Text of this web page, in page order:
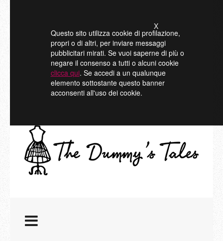
Questo sito utilizza cookie di profilazione,
propri o di altri, per inviare messaggi
pubblicitari mirati. Se vuoi saperne di più o
negare il consenso a tutti o alcuni cookie
clicca qui. Se accedi a un qualunque
elemento sottostante questo banner
acconsenti all'uso dei cookie.
X